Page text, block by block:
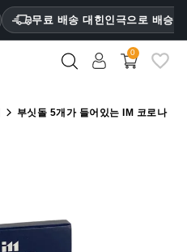
무료 배송 대힌인극으로 배승
0
부싯돌 5개가 들어있는 IM 코로나